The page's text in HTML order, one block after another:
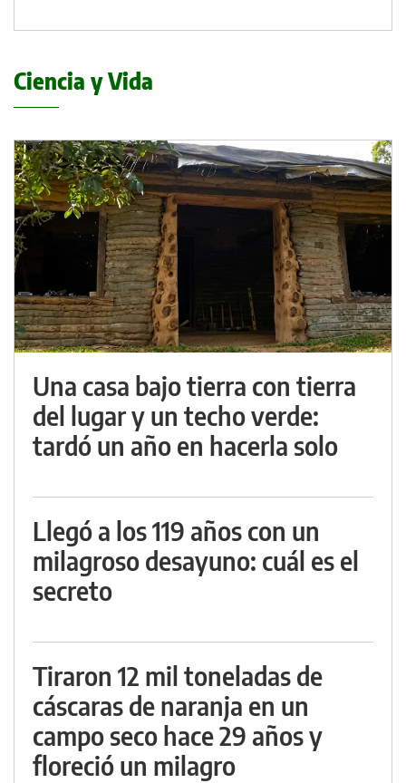
Ciencia y Vida
Una casa bajo tierra con tierra
del lugar y un techo verde:
tardó un año en hacerla solo
Llegó a los 119 años con un
milagroso desayuno: cuál es el
secreto
Tiraron 12 mil toneladas de
cáscaras de naranja en un
campo seco hace 29 años y
floreció un milagro